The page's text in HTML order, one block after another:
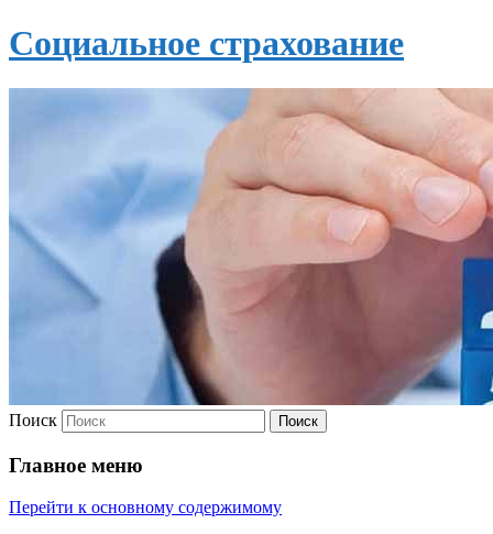
Социальное страхование
Поиск
Главное меню
Перейти к основному содержимому